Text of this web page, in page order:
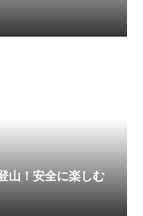
山！安全に楽しむ